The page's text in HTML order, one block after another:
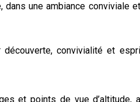
dans une ambiance
convivialité et
et points de vue d’altitude,